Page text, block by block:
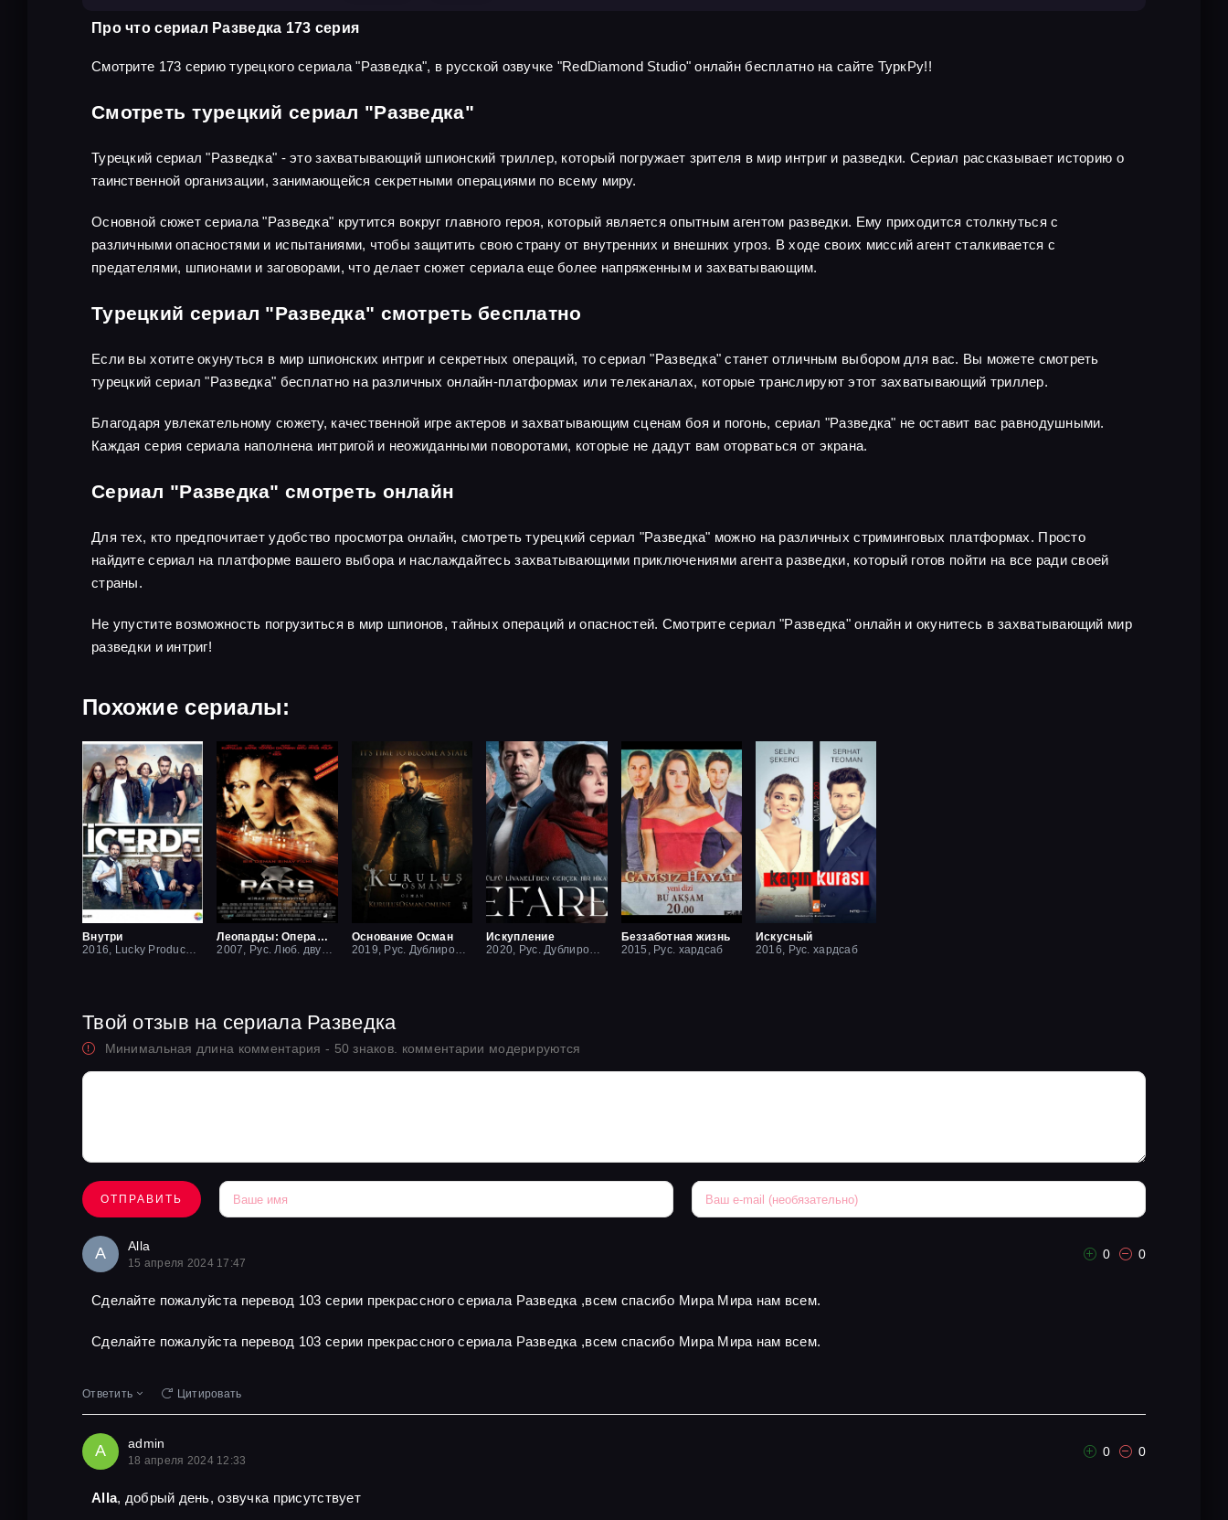
Про что сериал Разведка 173 серия
Смотрите 173 серию турецкого сериала "Разведка", в русской озвучке "RedDiamond Studio" онлайн бесплатно на сайте ТуркРу!!
Смотреть турецкий сериал "Разведка"
Турецкий сериал "Разведка" - это захватывающий шпионский триллер, который погружает зрителя в мир интриг и разведки. Сериал рассказывает историю о
таинственной организации, занимающейся секретными операциями по всему миру.
Основной сюжет сериала "Разведка" крутится вокруг главного героя, который является опытным агентом разведки. Ему приходится столкнуться с
различными опасностями и испытаниями, чтобы защитить свою страну от внутренних и внешних угроз. В ходе своих миссий агент сталкивается с
предателями, шпионами и заговорами, что делает сюжет сериала еще более напряженным и захватывающим.
Турецкий сериал "Разведка" смотреть бесплатно
Если вы хотите окунуться в мир шпионских интриг и секретных операций, то сериал "Разведка" станет отличным выбором для вас. Вы можете смотреть
турецкий сериал "Разведка" бесплатно на различных онлайн-платформах или телеканалах, которые транслируют этот захватывающий триллер.
Благодаря увлекательному сюжету, качественной игре актеров и захватывающим сценам боя и погонь, сериал "Разведка" не оставит вас равнодушными.
Каждая серия сериала наполнена интригой и неожиданными поворотами, которые не дадут вам оторваться от экрана.
Сериал "Разведка" смотреть онлайн
Для тех, кто предпочитает удобство просмотра онлайн, смотреть турецкий сериал "Разведка" можно на различных стриминговых платформах. Просто
найдите сериал на платформе вашего выбора и наслаждайтесь захватывающими приключениями агента разведки, который готов пойти на все ради своей
страны.
Не упустите возможность погрузиться в мир шпионов, тайных операций и опасностей. Смотрите сериал "Разведка" онлайн и окунитесь в захватывающий мир
разведки и интриг!
Похожие сериалы:
Внутри
Леопарды: Операция вишня
Основание Осман
Искупление
Беззаботная жизнь
2015, Рус. хардсаб
Искусный
2016, Рус. хардсаб
Твой отзыв на сериала Разведка
Минимальная длина комментария - 50 знаков. комментарии модерируются
ОТПРАВИТЬ
A Alla
15 апреля 2024 17:47
0 0
Сделайте пожалуйста перевод 103 серии прекрассного сериала Разведка ,всем спасибо Мира Мира нам всем.
Сделайте пожалуйста перевод 103 серии прекрассного сериала Разведка ,всем спасибо Мира Мира нам всем.
Ответить Цитировать
A admin
18 апреля 2024 12:33
0 0
Alla, добрый день, озвучка присутствует